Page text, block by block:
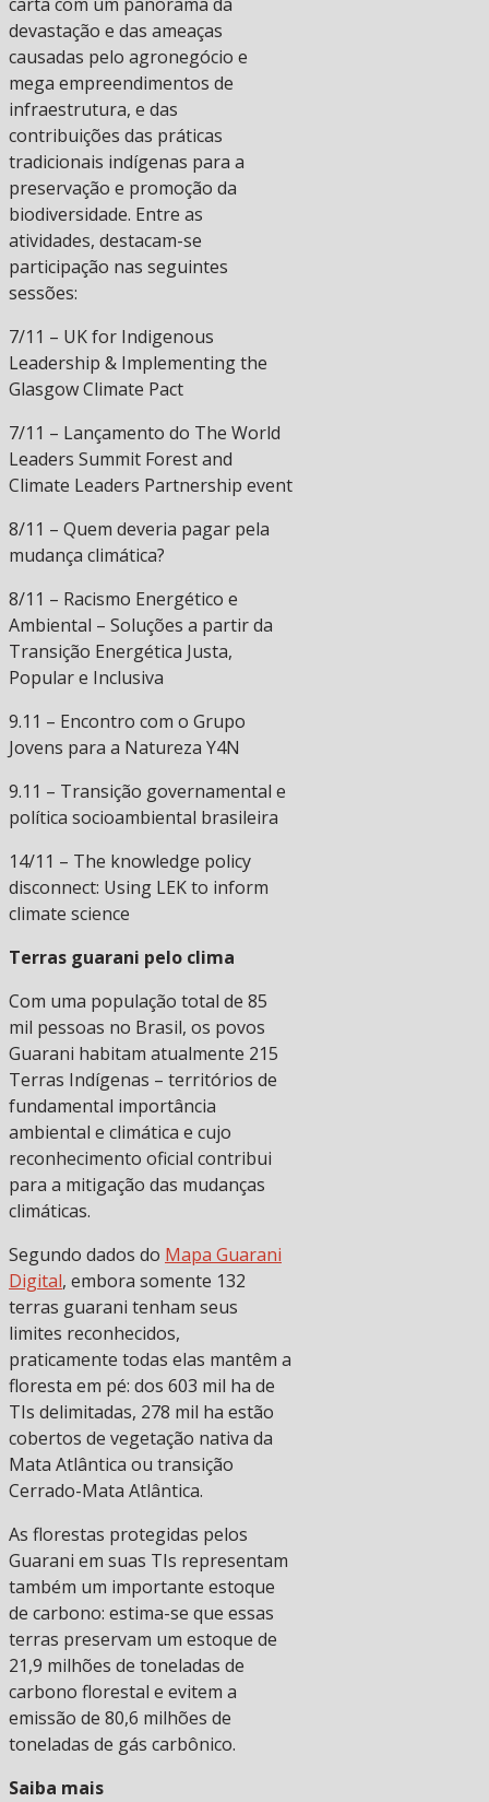
carta com um panorama da
devastação e das ameaças
causadas pelo agronegócio e
mega empreendimentos de
infraestrutura, e das
contribuições das práticas
tradicionais indígenas para a
preservação e promoção da
biodiversidade. Entre as
atividades, destacam-se
participação nas seguintes
sessões:
7/11 – UK for Indigenous
Leadership & Implementing the
Glasgow Climate Pact
7/11 – Lançamento do The World
Leaders Summit Forest and
Climate Leaders Partnership event
8/11 – Quem deveria pagar pela
mudança climática?
8/11 – Racismo Energético e
Ambiental – Soluções a partir da
Transição Energética Justa,
Popular e Inclusiva
9.11 – Encontro com o Grupo
Jovens para a Natureza Y4N
9.11 – Transição governamental e
política socioambiental brasileira
14/11 – The knowledge policy
disconnect: Using LEK to inform
climate science
Terras guarani pelo clima
Com uma população total de 85
mil pessoas no Brasil, os povos
Guarani habitam atualmente 215
Terras Indígenas – territórios de
fundamental importância
ambiental e climática e cujo
reconhecimento oficial contribui
para a mitigação das mudanças
climáticas.
Segundo dados do Mapa Guarani
Digital, embora somente 132
terras guarani tenham seus
limites reconhecidos,
praticamente todas elas mantêm a
floresta em pé: dos 603 mil ha de
TIs delimitadas, 278 mil ha estão
cobertos de vegetação nativa da
Mata Atlântica ou transição
Cerrado-Mata Atlântica.
As florestas protegidas pelos
Guarani em suas TIs representam
também um importante estoque
de carbono: estima-se que essas
terras preservam um estoque de
21,9 milhões de toneladas de
carbono florestal e evitem a
emissão de 80,6 milhões de
toneladas de gás carbônico.
Saiba mais